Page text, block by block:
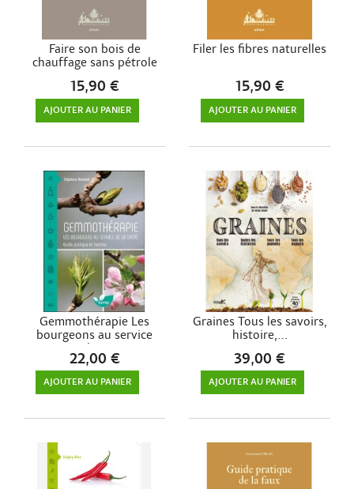
Faire son bois de
chauffage sans pétrole
15,90 €
AJOUTER AU PANIER
Filer les fibres naturelles
15,90 €
AJOUTER AU PANIER
Gemmothérapie Les
bourgeons au service
de...
22,00 €
AJOUTER AU PANIER
Graines Tous les savoirs,
histoire,...
39,00 €
AJOUTER AU PANIER